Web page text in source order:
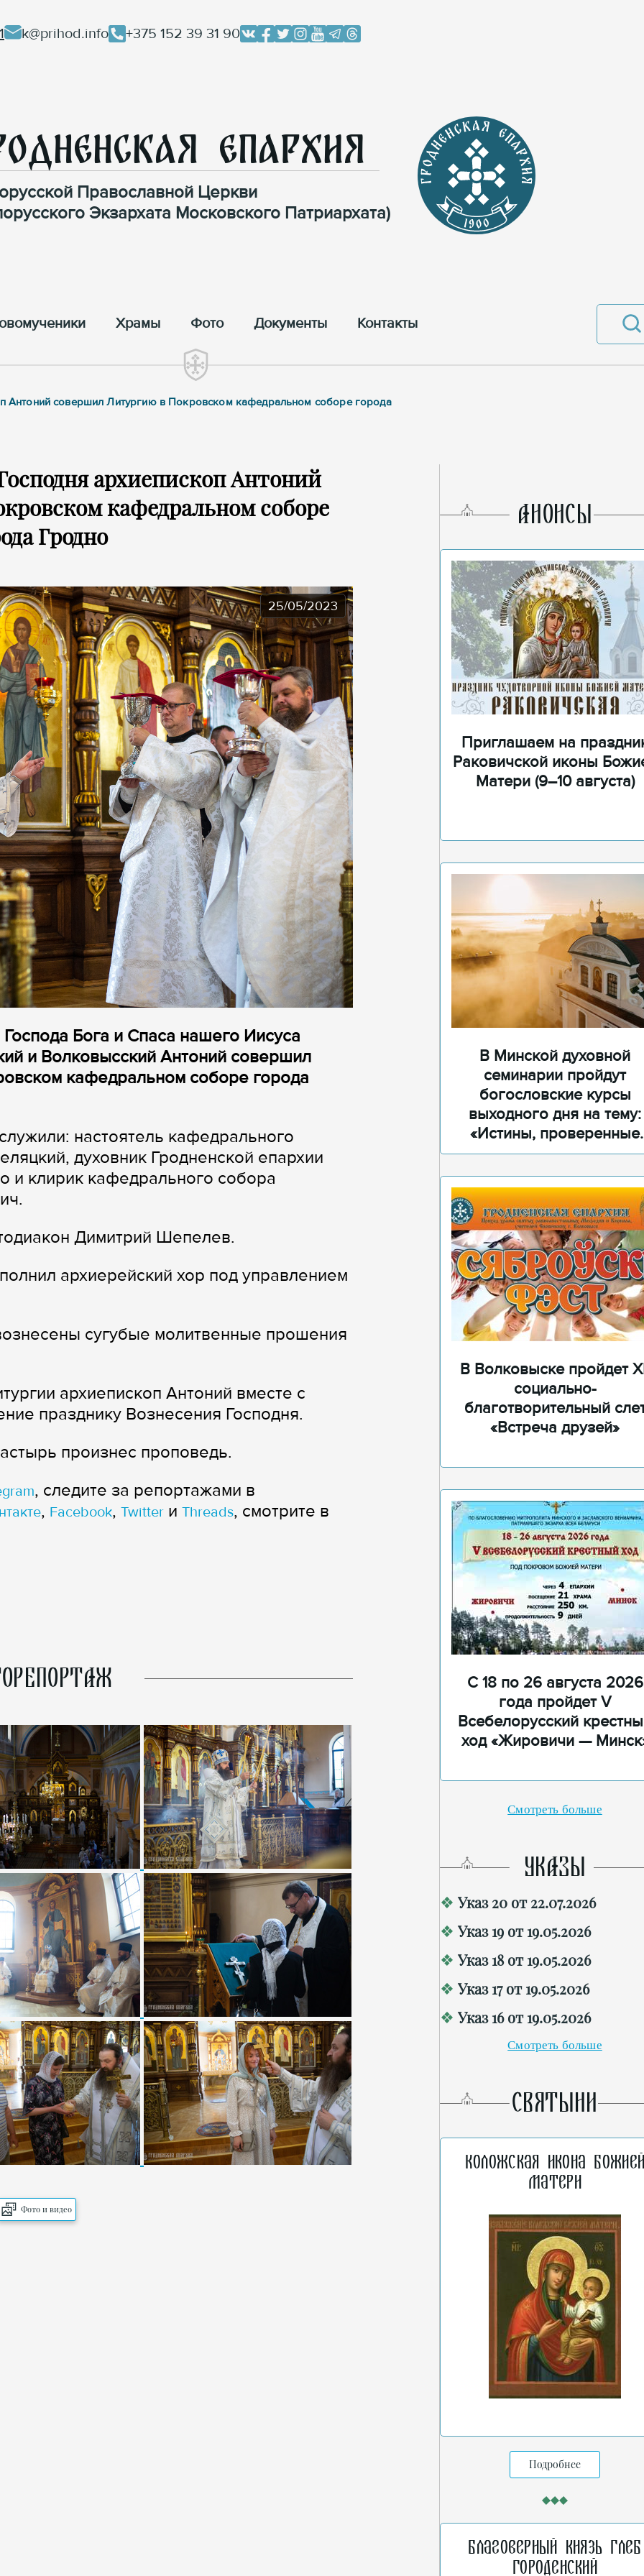
k@prihod.info +375 152 39 31 90
Епархия
Православной Церкви
Экзархата Московского Патриархата)
Храмы Фото Документы Контакты
Антоний совершил Литургию в Покровском кафедральном соборе города
архиепископ Антоний
кафедральном соборе
Гродно
25/05/2023
Бога и Спаса нашего Иисуса
и Волковысский Антоний совершил
кафедральном соборе города
настоятель кафедрального
духовник Гродненской епархии
и клирик кафедрального собора
Димитрий Шепелев.
архиерейский хор под управлением
сугубые молитвенные прошения
архиепископ Антоний вместе с
празднику Вознесения Господня.
произнес проповедь.
, следите за репортажами в
, Facebook, Twitter и Threads, смотрите в
Фото и видео
AНОНСЫ
Приглашаем на
Раковичской иконы
Матери (9–10 августа)
В Минской духовной
семинарии пройдут
богословские курсы
выходного дня на тему:
«Истины, проверенные
временем»
В Волковыске пройдет
социально-
благотворительный
«Встреча друзей»
С 18 по 26 августа 2026
года пройдет V
Всебелорусский
ход «Жировичи —
Смотреть больше
УКАЗЫ
Указ 20 от 22.07.2026
Указ 19 от 19.05.2026
Указ 18 от 19.05.2026
Указ 17 от 19.05.2026
Указ 16 от 19.05.2026
Смотреть больше
СВЯТЫНИ
Коложская икона
Матери
Подробнее
Благоверный князь Глеб
Городенский